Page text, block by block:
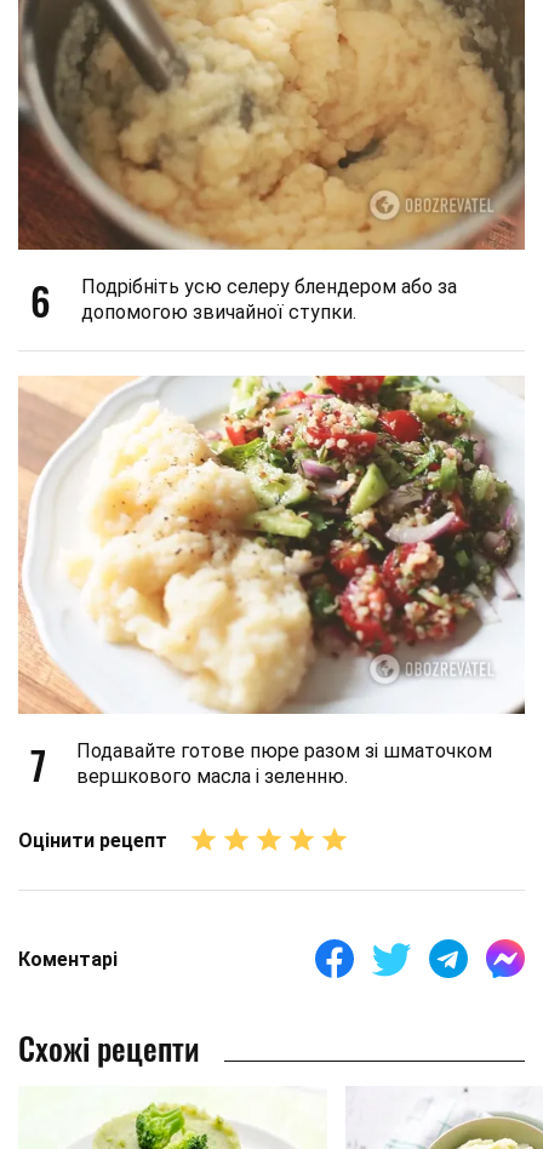
6
Подрібніть усю селеру блендером або за
допомогою звичайної ступки.
7
Подавайте готове пюре разом зі шматочком
вершкового масла і зеленню.
Оцінити рецепт
Коментарі
Схожі рецепти